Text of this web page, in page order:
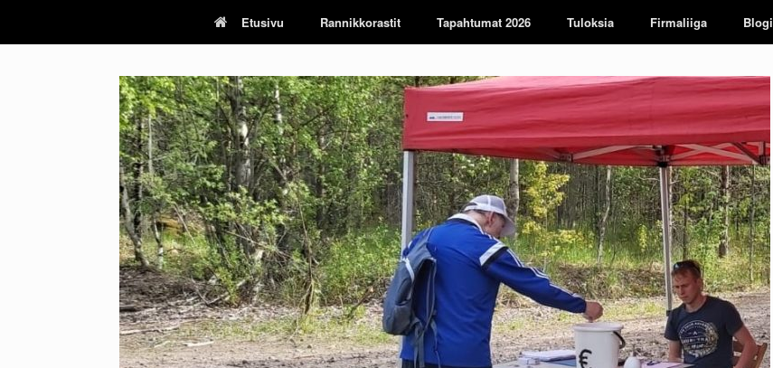
content
Etusivu Rannikkorastit Tapahtumat 2026 Tuloksia Firmaliiga Blogi